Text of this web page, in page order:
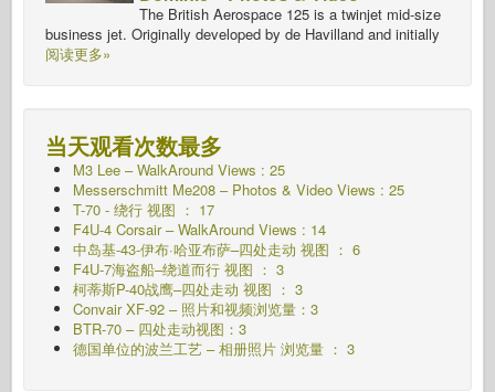
The British Aerospace 125 is a twinjet mid-size
business jet. Originally developed by de Havilland and initially
阅读更多»
当天观看次数最多
M3 Lee – WalkAround Views : 25
Messerschmitt Me208 – Photos & Video Views : 25
T-70 - 绕行 视图 ： 17
F4U-4 Corsair – WalkAround Views : 14
中岛基-43-伊布·哈亚布萨–四处走动 视图 ： 6
F4U-7海盗船–绕道而行 视图 ： 3
柯蒂斯P-40战鹰–四处走动 视图 ： 3
Convair XF-92 – 照片和视频浏览量：3
BTR-70 – 四处走动视图：3
德国单位的波兰工艺 – 相册照片 浏览量 ： 3